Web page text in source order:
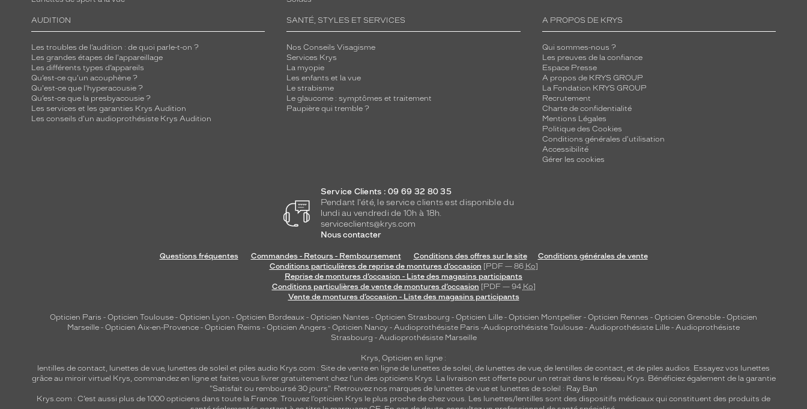
AUDITION
Les troubles de l’audition : de quoi parle-t-on ?
Les grandes étapes de l'appareillage
Les différents types d’appareils
Qu’est-ce qu'un acouphène ?
Qu'est-ce que l'hyperacousie ?
Qu’est-ce que la presbyacousie ?
Les services et les garanties Krys Audition
Les conseils d'un audioprothésiste Krys Audition
SANTÉ, STYLES ET SERVICES
Nos Conseils Visagisme
Services Krys
La myopie
Les enfants et la vue
Le strabisme
Le glaucome : symptômes et traitement
Paupière qui tremble ?
A PROPOS DE KRYS
Qui sommes-nous ?
Les preuves de la confiance
Espace Presse
A propos de KRYS GROUP
La Fondation KRYS GROUP
Recrutement
Charte de confidentialité
Mentions Légales
Politique des Cookies
Conditions générales d'utilisation
Accessibilité
Gérer les cookies
Service Clients : 09 69 32 80 35
Pendant l'été, le service clients est disponible du
lundi au vendredi de 10h à 18h.
serviceclients@krys.com
Nous contacter
Questions fréquentes Commandes - Retours - Remboursement Conditions des offres sur le site
Conditions générales de vente
Conditions particulières de reprise de montures d’occasion [PDF — 86 Ko]
Reprise de montures d’occasion - Liste des magasins participants
Conditions particulières de vente de montures d’occasion [PDF — 94 Ko]
Vente de montures d’occasion - Liste des magasins participants
Opticien Paris - Opticien Toulouse - Opticien Lyon - Opticien Bordeaux - Opticien Nantes - Opticien Strasbourg - Opticien Lille - Opticien Montpellier - Opticien Rennes - Opticien Grenoble - Opticien
Marseille - Opticien Aix-en-Provence - Opticien Reims - Opticien Angers - Opticien Nancy - Audioprothésiste Paris -Audioprothésiste Toulouse - Audioprothésiste Lille - Audioprothésiste
Strasbourg - Audioprothésiste Marseille
Krys, Opticien en ligne :
lentilles de contact, lunettes de vue, lunettes de soleil et piles audio Krys.com : Site de vente en ligne de lunettes de soleil, de lunettes de vue, de lentilles de contact, et de piles audios. Essayez vos lunettes
grâce au miroir virtuel Krys, commandez en ligne et faites vous livrer gratuitement chez l'un des opticiens Krys. La livraison est offerte pour un retrait dans le réseau Krys. Bénéficiez également de la garantie
"Satisfait ou remboursé 30 jours". Retrouvez nos marques de lunettes de vue et lunettes de soleil : Ray Ban
Krys.com : C’est aussi plus de 1000 opticiens dans toute la France. Trouvez l’opticien Krys le plus proche de chez vous. Les lunettes/lentilles sont des dispositifs médicaux qui constituent des produits de